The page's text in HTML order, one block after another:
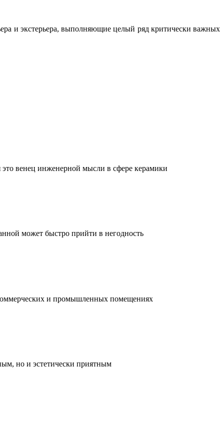
и экстерьера, выполняющие целый ряд критически важных
венец инженерной мысли в сфере керамики
может быстро прийти в негодность
и промышленных помещениях
но и эстетически приятным